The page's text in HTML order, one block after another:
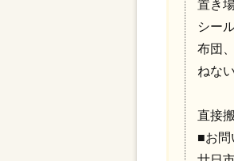
置き
シー
布団
ねな
直接
■お問